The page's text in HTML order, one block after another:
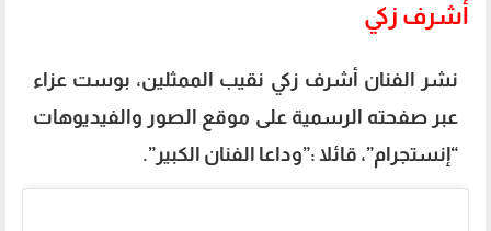
أشرف زكي
نشر الفنان أشرف زكي نقيب الممثلين، بوست عزاء
عبر صفحته الرسمية على موقع الصور والفيديوهات
“إنستجرام”، قائلا :”وداعا الفنان الكبير”.